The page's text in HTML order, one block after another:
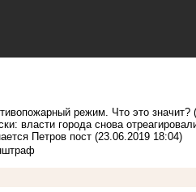
режим. Что это значит?
власти города снова
Петров пост (23.06.2019 18:04)
штраф